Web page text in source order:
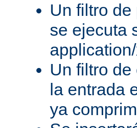
Un filtro
se ejecuta
Un filtro
la entrada
ya